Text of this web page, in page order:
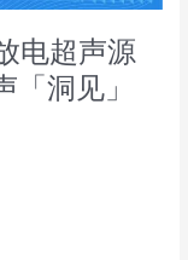
电超声源
洞见」